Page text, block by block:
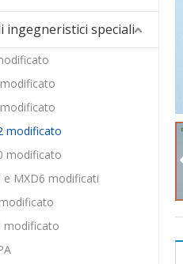
ingegneristici speciali
modificato
modificato
e MXD6 modificati
modificato